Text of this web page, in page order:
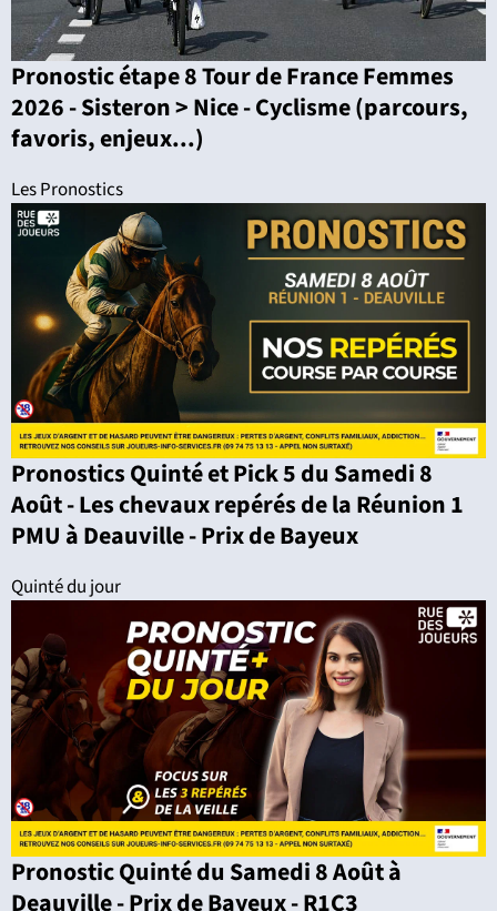
Pronostic étape 8 Tour de France Femmes
2026 - Sisteron > Nice - Cyclisme (parcours,
favoris, enjeux...)
Les Pronostics
Pronostics Quinté et Pick 5 du Samedi 8
Août - Les chevaux repérés de la Réunion 1
PMU à Deauville - Prix de Bayeux
Quinté du jour
Pronostic Quinté du Samedi 8 Août à
Deauville - Prix de Bayeux - R1C3